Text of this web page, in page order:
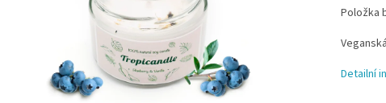
Položka
Detailní